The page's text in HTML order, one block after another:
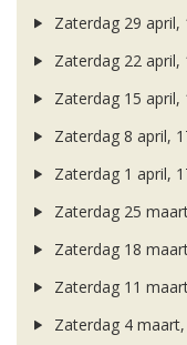
Zaterdag 29 april,
Zaterdag 22 april,
Zaterdag 15 april,
Zaterdag 8 april,
Zaterdag 1 april,
Zaterdag 25
Zaterdag 18
Zaterdag 11
Zaterdag 4